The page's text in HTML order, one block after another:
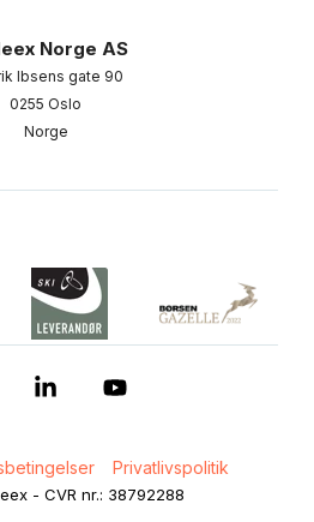
Norge AS
Ibsens gate 90
0255 Oslo
Norge
Privatlivspolitik
- CVR nr.: 38792288
FacebookLinkedin